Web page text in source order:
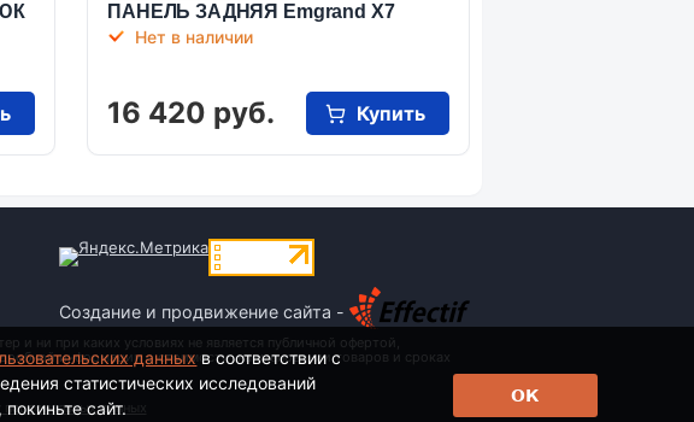
ПАНЕЛЬ ЗАДНЯЯ Emgrand X7
Нет в наличии
16 420 руб. Купить
Создание и продвижение сайта -
ни при каких условиях не является публичной офертой,
информации о стоимости, наименовании товаров и сроках
данных
данныхв соответствии с
статистических исследований
сайт.
ОК